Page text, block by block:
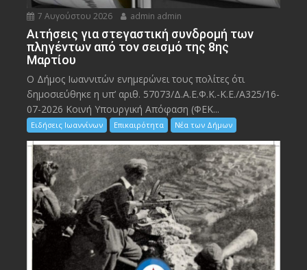
7 Αυγούστου 2026 admin admin
Αιτήσεις για στεγαστική συνδρομή των
πληγέντων από τον σεισμό της 8ης
Μαρτίου
Ο Δήμος Ιωαννιτών ενημερώνει τους πολίτες ότι
δημοσιεύθηκε η υπ’ αριθ. 57073/Δ.Α.Ε.Φ.Κ.-Κ.Ε./Α325/16-
07-2026 Κοινή Υπουργική Απόφαση (ΦΕΚ...
Ειδήσεις Ιωαννίνων Επικαιρότητα Νέα των Δήμων